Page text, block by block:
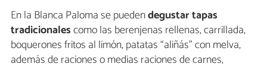
En la Blanca Paloma se puedendegustar tapas
tradicionalescomo las berenjenas rellenas, carrillada,
boquerones fritos al limón, patatas “aliñás” con melva,
además de raciones o medias raciones de carnes,